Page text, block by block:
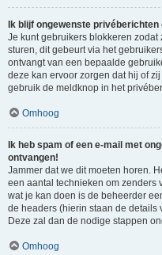
Ik blijf ongewenste privéberichten
Je kunt gebruikers blokkeren
sturen, dit gebeurt via het
ontvangt van een bepaalde
deze kan ervoor zorgen dat hij of
gebruik de meldknop in het
Omhoog
Ik heb spam of een e-mail met
ontvangen!
Jammer dat we dit moeten horen.
een aantal technieken om zenders
wat je kan doen is de beheerder
de headers (hierin staan de details
Deze zal dan de nodige stappen
Omhoog